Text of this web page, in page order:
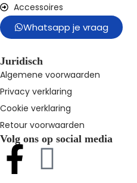
Accessoires
Whatsapp je vraag
Juridisch
Algemene voorwaarden
Privacy verklaring
Cookie verklaring
Retour voorwaarden
Volg ons op social media